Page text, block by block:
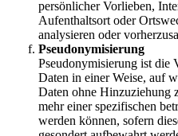
persönlicher Vorlieben,
Aufenthaltsort oder
analysieren oder
Pseudonymisierung
Pseudonymisierung ist die
Daten in einer Weise, auf
Daten ohne Hinzuziehung
mehr einer spezifischen
werden können, sofern